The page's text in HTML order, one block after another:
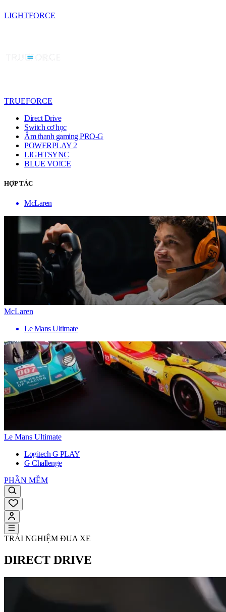
LIGHTFORCE
TRUEFORCE
Direct Drive
Switch cơ học
Âm thanh gaming PRO-G
POWERPLAY 2
LIGHTSYNC
BLUE VO!CE
HỢP TÁC
McLaren
McLaren
Le Mans Ultimate
Le Mans Ultimate
Logitech G PLAY
G Challenge
PHẦN MỀM
TRẢI NGHIỆM ĐUA XE
DIRECT DRIVE